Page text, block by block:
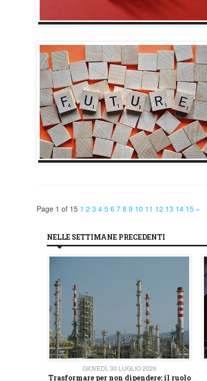
Page 1 of 15 1 2 3 4 5 6 7 8 9 10 11 12 13 14 15 »
NELLE SETTIMANE PRECEDENTI
GIOVEDÌ, 30 LUGLIO 2026
Trasformare per non dipendere: il ruolo